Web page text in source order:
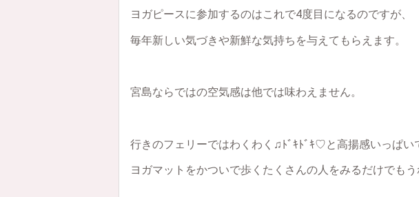
ヨガピースに参加するのはこれで4度目になるのですが、
毎年新しい気づきや新鮮な気持ちを与えてもらえます。
宮島ならではの空気感は他では味わえません。
行きのフェリーではわくわく♫ﾄﾞｷﾄﾞｷ♡と高揚感いっぱい
ヨガマットをかついで歩くたくさんの人をみるだけでもう